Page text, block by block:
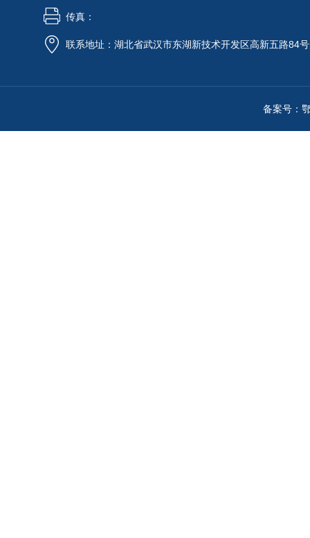
传真：
联系地址：湖北省武汉市东湖新技术开发区高新五路84
备案号：